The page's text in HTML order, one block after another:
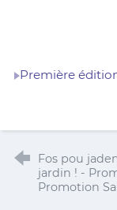
Première
Fos pou
jardin ! -
Promotion